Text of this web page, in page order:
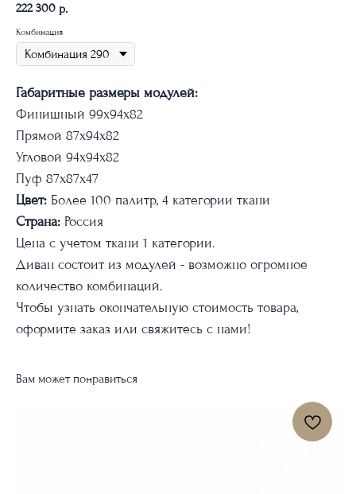
222 300 р.
Комбинация
Габаритные размеры модулей:
Финишный 99x94х82
Прямой 87x94х82
Угловой 94x94х82
Пуф 87x87x47
Цвет: Более 100 палитр, 4 категории ткани
Страна: Россия
Цена с учетом ткани 1 категории.
Диван состоит из модулей - возможно огромное
количество комбинаций.
Чтобы узнать окончательную стоимость товара,
оформите заказ или свяжитесь с нами!
Вам может понравиться